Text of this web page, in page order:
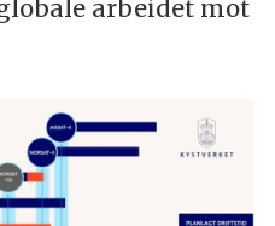
arbeidet mot